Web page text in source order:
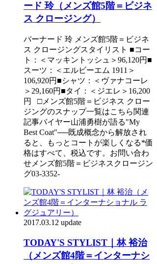
ード 玲（メンズ館5階＝ビジネ
ス クロージング）
バーナード 玲 メンズ館5階＝ビジネ
ス クロージングスタイリスト ■コー
ト：＜マッキントッシュ＞96,120円■
スーツ：＜エルビーエム 1911＞
106,920円■シャツ：＜ヴァナコーレ
＞29,160円■タイ：＜ジエレ＞16,200
円 □メンズ館5階＝ビジネス クロー
ジングのスナップ一覧はこちら関連
記事バイヤー山浦勇樹が語る"My
Best Coat"──既成概念から解放され
ると、もっとコートが楽しくなる*価
格はすべて、税込です。お問い合わ
せメンズ館5階＝ビジネスクロージン
グ03-3352-
2017.03.12 update
TODAY'S STYLIST｜林 裕治
（メンズ館4階＝インターナシ